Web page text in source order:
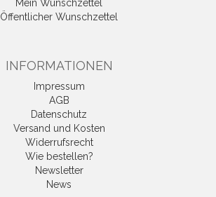
Mein Wunschzettel
Öffentlicher Wunschzettel
INFORMATIONEN
Impressum
AGB
Datenschutz
Versand und Kosten
Widerrufsrecht
Wie bestellen?
Newsletter
News